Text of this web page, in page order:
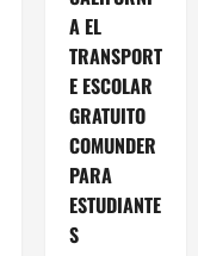
A EL
TRANSPORT
E ESCOLAR
GRATUITO
COMUNDER
PARA
ESTUDIANTE
S